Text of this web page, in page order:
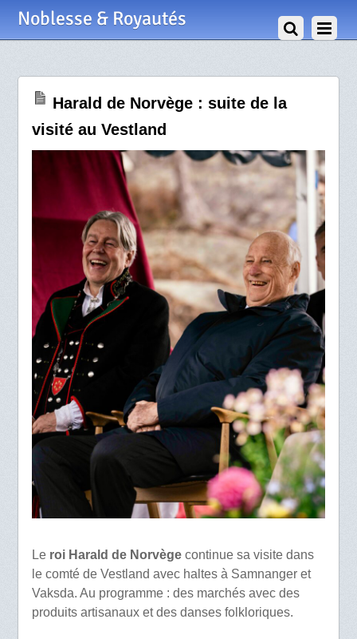
Noblesse & Royautés
Harald de Norvège : suite de la
visité au Vestland
Leroi Harald de Norvègecontinue sa visite dans
le comté de Vestland avec haltes à Samnanger et
Vaksda. Au programme : des marchés avec des
produits artisanaux et des danses folkloriques.